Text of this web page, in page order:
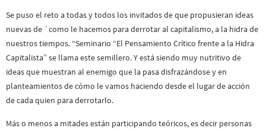
Se puso el reto a todas y todos los invitados de que propusieran ideas
nuevas de ´como le hacemos para derrotar al capitalismo, a la hidra de
nuestros tiempos. “Seminario “El Pensamiento Crítico frente a la Hidra
Capitalista” se llama este semillero. Y está siendo muy nutritivo de
ideas que muestran al enemigo que la pasa disfrazándose y en
planteamientos de cómo le vamos haciendo desde el lugar de acción
de cada quien para derrotarlo.
Más o menos a mitades están participando teóricos, es decir personas